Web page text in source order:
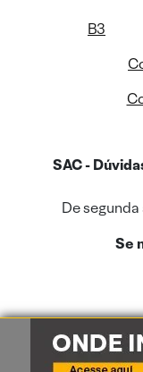
B3
SAC -
De
Se
Este site usa cookies e
Cookies